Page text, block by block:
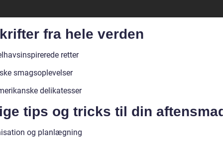
fra hele verden
retter
smagsoplevelser
delikatesser
tips og tricks til din
og planlægning